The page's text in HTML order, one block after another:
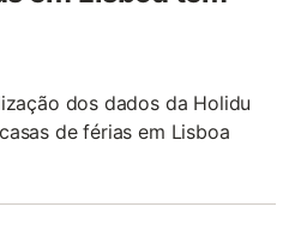
dos dados da Holidu
de férias em Lisboa